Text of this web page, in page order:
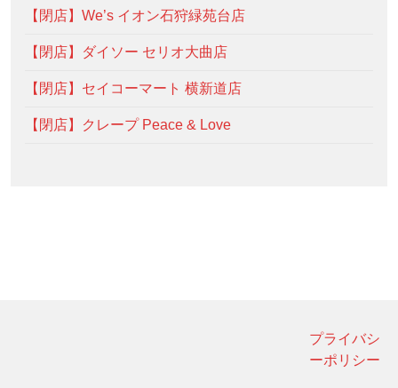
【閉店】We’s イオン石狩緑苑台店
【閉店】ダイソー セリオ大曲店
【閉店】セイコーマート 横新道店
【閉店】クレープ Peace & Love
プライバシ
ーポリシー